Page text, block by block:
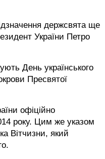
держсвята ще
України Петро
День українського
Пресвятої
офіційно
року. Цим же указом
Вітчизни, який